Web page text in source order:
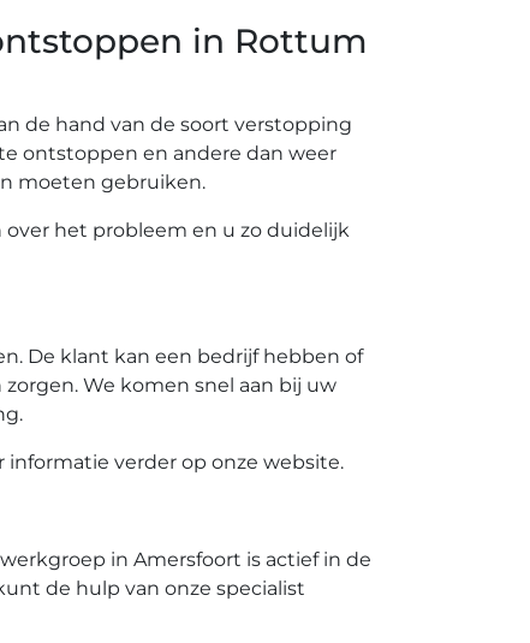
in Rottum
de hand van de soort verstopping
ontstoppen en andere dan weer
moeten gebruiken.
het probleem en u zo duidelijk
De klant kan een bedrijf hebben of
We komen snel aan bij uw
informatie verder op onze website.
in Amersfoort is actief in de
de hulp van onze specialist